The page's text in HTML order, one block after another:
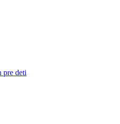
pre deti